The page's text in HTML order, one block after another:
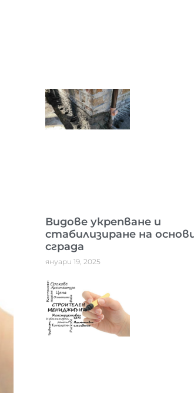
Видове укрепване и
стабилизиране на
сграда
януари 19, 2025